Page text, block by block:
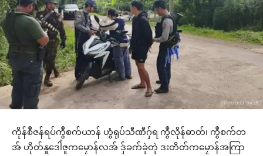
ကိုန်စဳဇန်ရပ်ကွဳစက်ယာန် ဟွံရုပ်သီဏီဂှ်ရ ကွဳလိုန်ဓာတ်၊ ကွဳစက်တ
အ် ဟိုတ်နူဒေါံဇူကမၠောန်လအ် ဒှ်ခက်ခုဲတုဲ ဒးတိတ်ကမၠောန်အကြာ